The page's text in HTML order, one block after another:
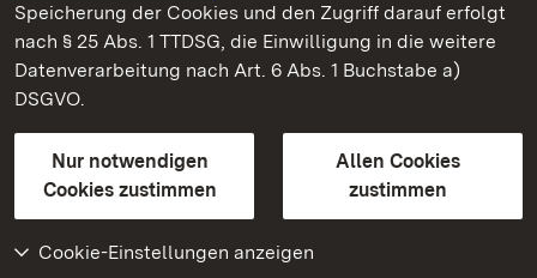
Speicherung der Cookies und den Zugriff darauf erfolgt
nach § 25 Abs. 1 TTDSG, die Einwilligung in die weitere
Datenverarbeitung nach Art. 6 Abs. 1 Buchstabe a)
DSGVO.
Nur notwendigen
Cookies zustimmen
Allen Cookies
zustimmen
Cookie-Einstellungen anzeigen
Staatliche Schlösser und Gärten Baden-Württemberg
Kontakt
GebärdenspracheLeichte Sprache
Erklärung zur Barrierefreiheit
BITV-konform (geprüfte Seiten)
Weiteres